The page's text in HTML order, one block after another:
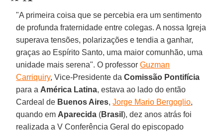
"A primeira coisa que se percebia era um sentimento
de profunda fraternidade entre colegas. A nossa Igreja
superava tensões, polarizações e tendia a ganhar,
graças ao Espírito Santo, uma maior comunhão, uma
unidade mais serena". O professorGuzman
Carriquiry, Vice-Presidente daComissão Pontifícia
para a América Latina, estava ao lado do então
Cardeal de Buenos Aires,Jorge Mario Bergoglio,
quando em Aparecida (Brasil), dez anos atrás foi
realizada a V Conferência Geral do episcopado